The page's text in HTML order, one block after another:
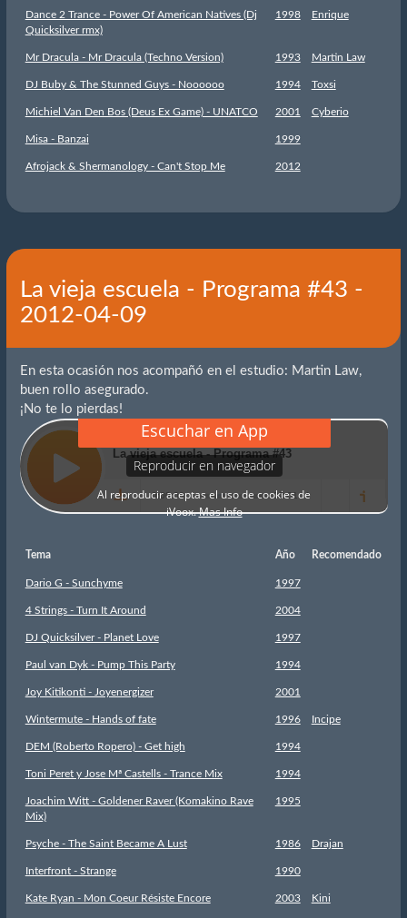
Dance 2 Trance - Power Of American Natives (Dj
Quicksilver rmx)
1998 Enrique
Mr Dracula - Mr Dracula (Techno Version) 1993 Martin Law
DJ Buby & The Stunned Guys - Noooooo 1994 Toxsi
Michiel Van Den Bos (Deus Ex Game) - UNATCO 2001 Cyberio
Misa - Banzai 1999
Afrojack & Shermanology - Can't Stop Me 2012
La vieja escuela - Programa #43 -
2012-04-09
En esta ocasión nos acompañó en el estudio: Martin Law,
buen rollo asegurado.
¡No te lo pierdas!
Tema Año Recomendado
Dario G - Sunchyme 1997
4 Strings - Turn It Around 2004
DJ Quicksilver - Planet Love 1997
Paul van Dyk - Pump This Party 1994
Joy Kitikonti - Joyenergizer 2001
Wintermute - Hands of fate 1996 Incipe
DEM (Roberto Ropero) - Get high 1994
Toni Peret y Jose Mª Castells - Trance Mix 1994
Joachim Witt - Goldener Raver (Komakino Rave
Mix)
1995
Psyche - The Saint Became A Lust 1986 Drajan
Interfront - Strange 1990
Kate Ryan - Mon Coeur Résiste Encore 2003 Kini